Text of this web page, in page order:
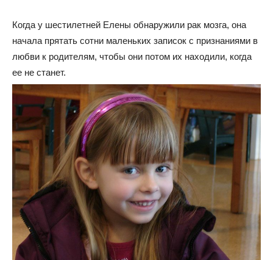
Когда у шестилетней Елены обнаружили рак мозга, она
начала прятать сотни маленьких записок с признаниями в
любви к родителям, чтобы они потом их находили, когда
ее не станет.